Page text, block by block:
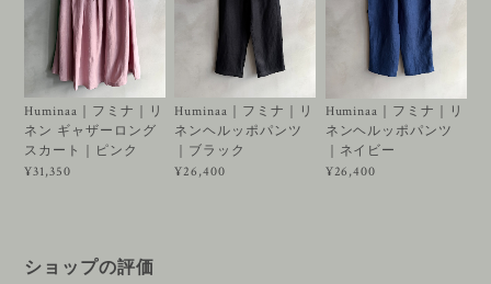
Huminaa｜フミナ｜リ
ネン ギャザーロング
スカート｜ピンク
¥31,350
Huminaa｜フミナ｜リ
ネンヘルッポパンツ
｜ブラック
¥26,400
Huminaa｜フミナ｜リ
ネンヘルッポパンツ
｜ネイビー
¥26,400
ショップの評価